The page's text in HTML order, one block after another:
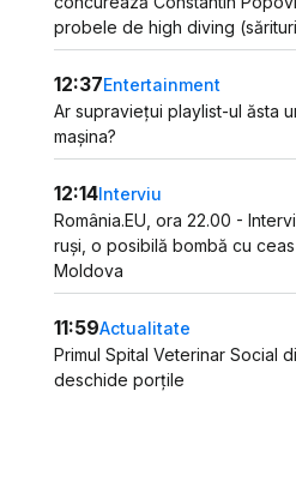
probele de high diving
12:37Entertainment
Ar supraviețui playlist-ul ăsta
mașina?
12:14Interviu
România.EU, ora 22.00 -
ruși, o posibilă bombă cu
Moldova
11:59Actualitate
Primul Spital Veterinar Social
deschide porțile